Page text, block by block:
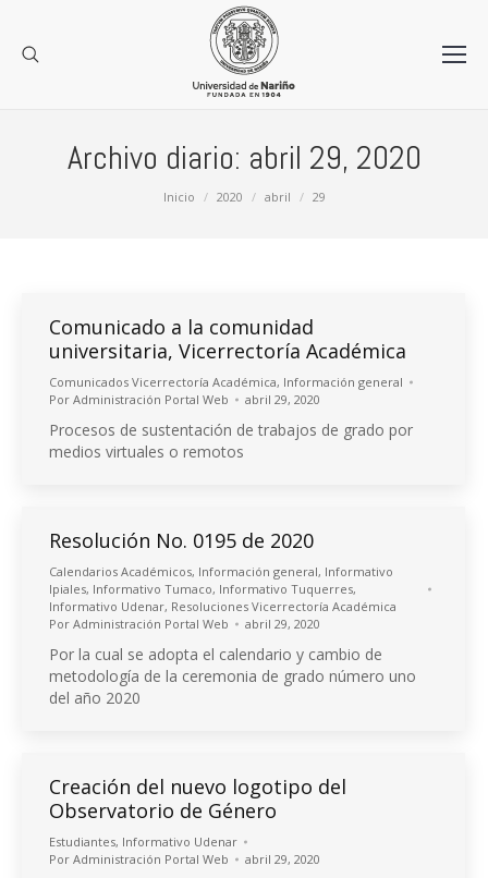
Archivo diario: abril 29, 2020
Inicio 2020 abril 29
Comunicado a la comunidad
universitaria, Vicerrectoría Académica
Comunicados Vicerrectoría Académica, Información general
Por Administración Portal Web abril 29, 2020
Procesos de sustentación de trabajos de grado por
medios virtuales o remotos
Resolución No. 0195 de 2020
Calendarios Académicos, Información general, Informativo
Ipiales, Informativo Tumaco, Informativo Tuquerres,
Informativo Udenar, Resoluciones Vicerrectoría Académica
Por Administración Portal Web abril 29, 2020
Por la cual se adopta el calendario y cambio de
metodología de la ceremonia de grado número uno
del año 2020
Creación del nuevo logotipo del
Observatorio de Género
Estudiantes, Informativo Udenar
Por Administración Portal Web abril 29, 2020